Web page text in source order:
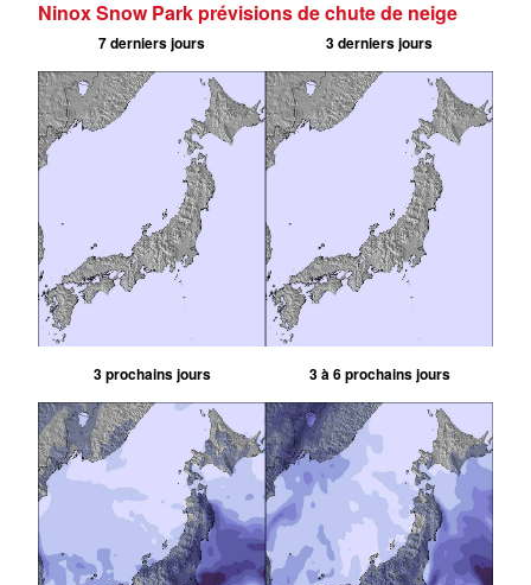
Ninox Snow Park prévisions de chute de neige
7 derniers jours 3 derniers jours
3 prochains jours 3 à 6 prochains jours